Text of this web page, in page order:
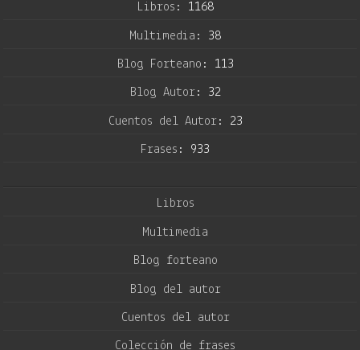
Libros: 1168
Multimedia: 38
Blog Forteano: 113
Blog Autor: 32
Cuentos del Autor: 23
Frases: 933
Libros
Multimedia
Blog forteano
Blog del autor
Cuentos del autor
Colección de frases